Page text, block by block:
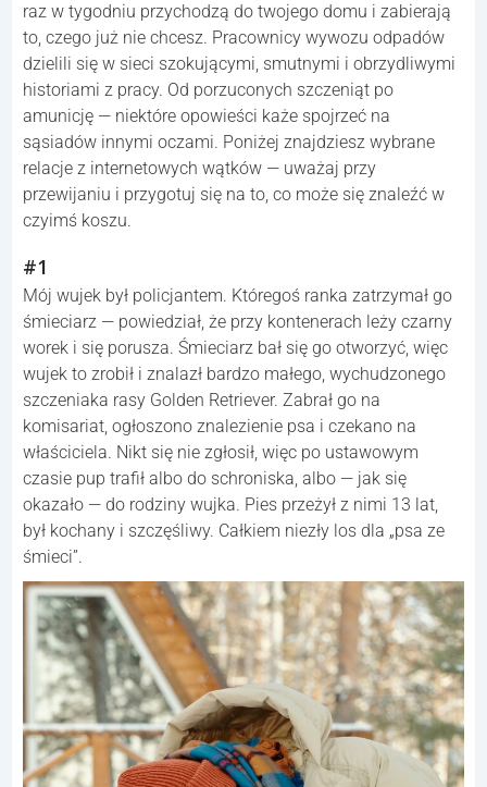
raz w tygodniu przychodzą do twojego domu i zabierają
to, czego już nie chcesz. Pracownicy wywozu odpadów
dzielili się w sieci szokującymi, smutnymi i obrzydliwymi
historiami z pracy. Od porzuconych szczeniąt po
amunicję — niektóre opowieści każe spojrzeć na
sąsiadów innymi oczami. Poniżej znajdziesz wybrane
relacje z internetowych wątków — uważaj przy
przewijaniu i przygotuj się na to, co może się znaleźć w
czyimś koszu.
#1
Mój wujek był policjantem. Któregoś ranka zatrzymał go
śmieciarz — powiedział, że przy kontenerach leży czarny
worek i się porusza. Śmieciarz bał się go otworzyć, więc
wujek to zrobił i znalazł bardzo małego, wychudzonego
szczeniaka rasy Golden Retriever. Zabrał go na
komisariat, ogłoszono znalezienie psa i czekano na
właściciela. Nikt się nie zgłosił, więc po ustawowym
czasie pup trafił albo do schroniska, albo — jak się
okazało — do rodziny wujka. Pies przeżył z nimi 13 lat,
był kochany i szczęśliwy. Całkiem niezły los dla „psa ze
śmieci”.